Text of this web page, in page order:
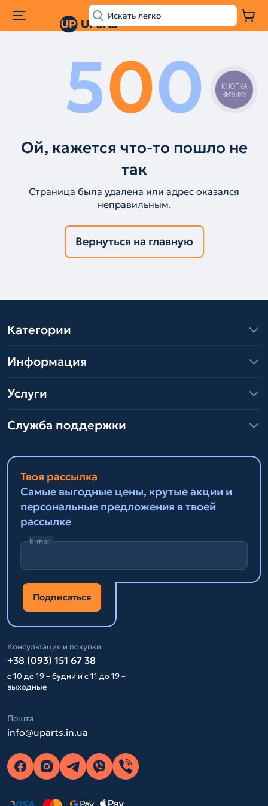
500
Ой, кажется что-то пошло не
так
Страница была удалена или адрес оказался
неправильным.
Вернуться на главную
Категории
Информация
Услуги
Служба поддержки
Твоя рассылка
Самые выгодные цены, крутые акции и
персональные предложения в твоей
рассылке
E-mail
Подписаться
Консультация и покупки
+38 (093) 151 67 38
с 10 до 19 – будни и с 11 до 19 –
выходные
Пошта
info@uparts.in.ua
КНОПКА
ЗВ'ЯЗКУ